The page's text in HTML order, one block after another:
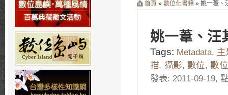
首頁 » 數位化書籍 » 姚一葦、
姚一葦、汪
Tags: Metadata, 主
描, 攝影,數位,數
發表: 2011-09-19,